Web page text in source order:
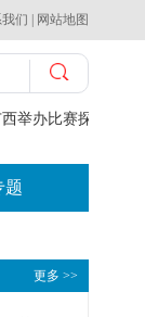
们 网站地图
举办比赛探索中（
题
更多 >>